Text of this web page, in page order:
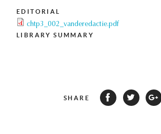
EDITORIAL
chtp3_002_vanderedactie.pdf
LIBRARY SUMMARY
SHARE